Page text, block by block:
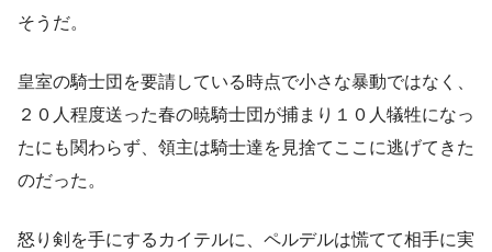
そうだ。
皇室の騎士団を要請している時点で小さな暴動ではなく、
２０人程度送った春の暁騎士団が捕まり１０人犠牲になっ
たにも関わらず、領主は騎士達を見捨てここに逃げてきた
のだった。
怒り剣を手にするカイテルに、ペルデルは慌てて相手に実